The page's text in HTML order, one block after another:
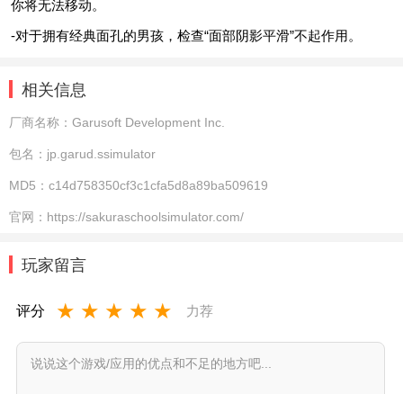
你将无法移动。
-对于拥有经典面孔的男孩，检查“面部阴影平滑”不起作用。
相关信息
厂商名称： Garusoft Development Inc.
包名： jp.garud.ssimulator
MD5： c14d758350cf3c1cfa5d8a89ba509619
官网： https://sakuraschoolsimulator.com/
玩家留言
评分 ★ ★ ★ ★ ★ 力荐